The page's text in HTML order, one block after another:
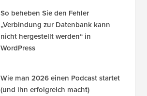
So beheben Sie den Fehler
„Verbindung zur Datenbank kann
nicht hergestellt werden“ in
WordPress
Wie man 2026 einen Podcast startet
(und ihn erfolgreich macht)